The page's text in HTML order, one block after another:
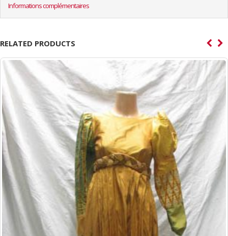
Informations complémentaires
RELATED PRODUCTS